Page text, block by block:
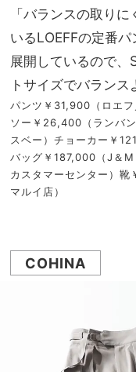
「バランスの取り
いるLOEFFの定番
展開しているので、
トサイズでバランス
パンツ￥31,900（ロエフ
ソー￥26,400（ランバ
スベー）チョーカー￥
バッグ￥187,000（J＆
カスタマーセンター）
マルイ店）
COHINA